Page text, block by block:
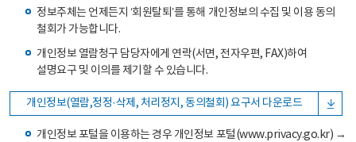
정보주체는 언제든지 ‘회원탈퇴’를 통해 개인정보의 수집 및 이용 동의
철회가 가능합니다.
개인정보 열람청구 담당자에게 연락(서면, 전자우편, FAX)하여
설명요구 및 이의를 제기할 수 있습니다.
개인정보(열람,정정·삭제, 처리정지, 동의철회) 요구서 다운로드
개인정보 포털을 이용하는 경우 개인정보 포털(www.privacy.go.kr) →